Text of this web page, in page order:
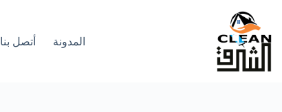
المحتوى
المدونة أتصل بنا